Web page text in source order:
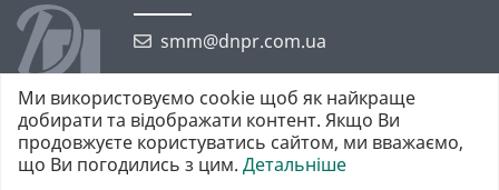
smm@dnpr.com.ua
©2026 https://dnpr.com.ua Дніпровська порадниця
Ми використовуємо cookie щоб як найкраще
добирати та відображати контент. Якщо Ви
продовжуєте користуватись сайтом, ми вважаємо,
що Ви погодились з цим. Детальніше